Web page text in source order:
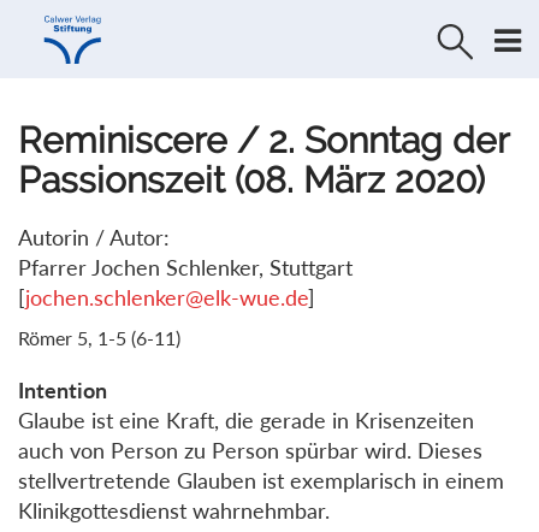
Direkt
Direkt
Reminiscere / 2. Sonntag der
Passionszeit (08. März 2020)
Autorin / Autor:
Pfarrer Jochen Schlenker, Stuttgart
[jochen.schlenker@elk-wue.de]
Römer 5, 1-5 (6-11)
Intention
Glaube ist eine Kraft, die gerade in Krisenzeiten
auch von Person zu Person spürbar wird. Dieses
stellvertretende Glauben ist exemplarisch in einem
Klinikgottesdienst wahrnehmbar.